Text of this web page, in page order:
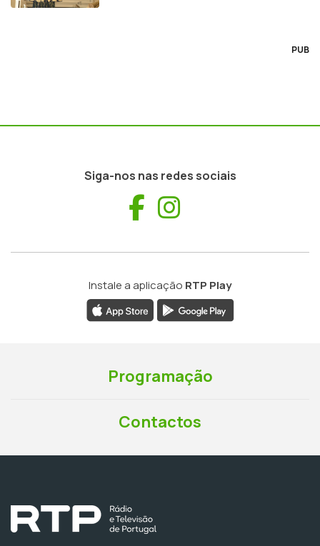
PUB
Siga-nos nas redes sociais
Facebook
Instale a aplicação RTP Play
Programação
Contactos